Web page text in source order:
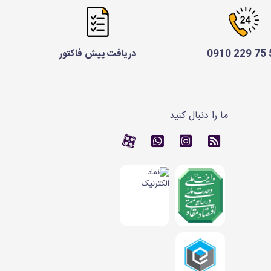
دریافت پیش فاکتور
ما را دنبال کنید
RSS کانال آپارات
تماس با واتس اپ
کانال آپارات